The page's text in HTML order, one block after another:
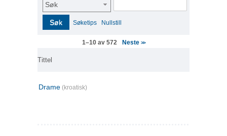
Søk
Søk Søketips Nullstill
1–10 av 572 Neste >>
Tittel
Drame (kroatisk)